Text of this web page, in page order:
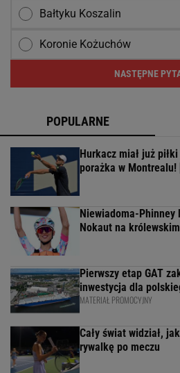
Bałtyku Koszalin
Koronie Kożuchów
NASTĘPNE
POPULARNE
Hurkacz miał już
porażka w Montrealu!
Niewiadoma-Phinney
Nokaut na
Pierwszy etap GAT
inwestycja dla
MATERIAŁ PROMOCYJNY
Cały świat widział,
rywalkę po meczu